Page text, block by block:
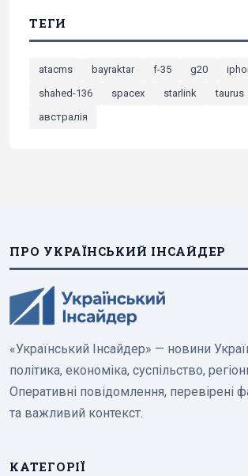
ТЕГИ
atacms bayraktar f-35 g20
shahed-136
spacex starlink taurus
австралія
ПРО УКРАЇНСЬКИЙ ІНСАЙДЕР
«Український Інсайдер» — новини
політика, економіка, суспільство,
Оперативні повідомлення, перевірені
та важливий контекст.
КАТЕГОРІЇ